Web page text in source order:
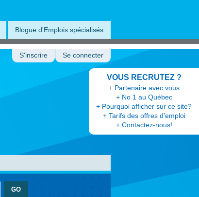
Blogue d'Emplois spécialisés
VOUS RECRUTEZ ?
+ Partenaire avec vous
+ No 1 au Québec
+ Pourquoi afficher sur ce site?
+ Tarifs des offres d'emploi
+ Contactez-nous!
S'inscrire Se connecter